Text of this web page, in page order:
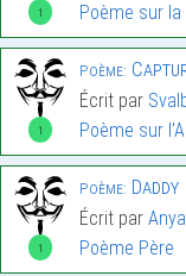
1
Poème sur la
1
Poème:
Écrit par
Poème sur
1
Poème: Daddy
Écrit par Anya
Poème Père